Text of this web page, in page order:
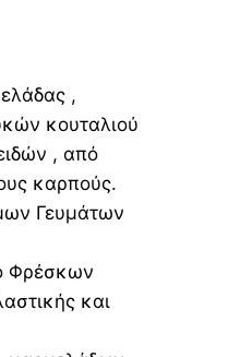
,
κουταλιού
, από
καρπούς.
Γευμάτων
Φρέσκων
και